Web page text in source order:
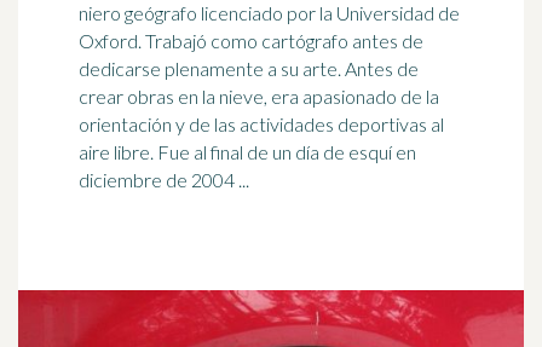
niero geógrafo licenciado por la Universidad de
Oxford. Trabajó como cartógrafo antes de
dedicarse plenamente a su arte. Antes de
crear obras en la nieve, era apasionado de la
orientación y de las actividades deportivas al
aire libre. Fue al final de un día de esquí en
diciembre de 2004 ...